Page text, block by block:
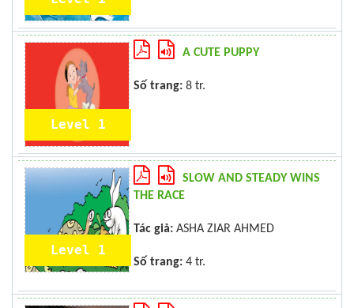
Level 1
A CUTE PUPPY
Số trang: 8 tr.
Level 1
SLOW AND STEADY WINS
THE RACE
Tác giả: ASHA ZIAR AHMED
Số trang: 4 tr.